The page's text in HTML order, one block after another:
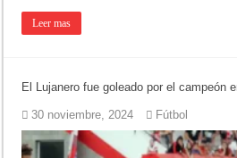
Leer mas
El Lujanero fue goleado por el campeón
30 noviembre, 2024 Fútbol